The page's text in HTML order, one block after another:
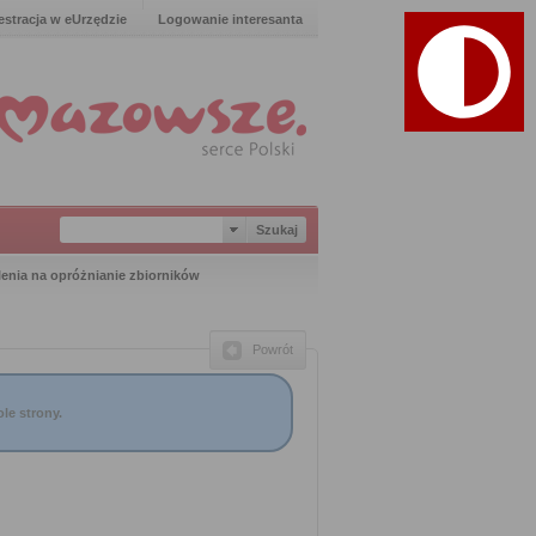
w eUrzędzie Logowanie interesanta
na opróżnianie zbiorników
Powrót
strony.